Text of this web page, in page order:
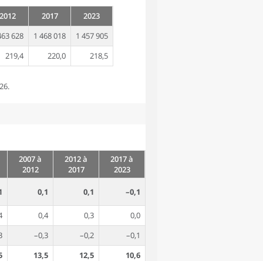
2012 2017
2023
628 1 468 018
1 457 905
219,4 220,0
218,5
2007 à
2012
2012 à
2017
2017 à
2023
0,1 0,1 –0,1
0,4 0,3
0,0
–0,3 –0,2
–0,1
13,5 12,5
10,6